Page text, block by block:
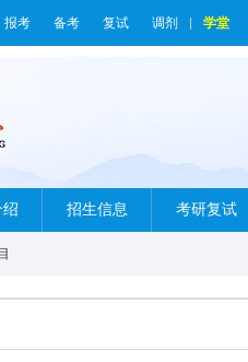
报考 备考 复试 调剂 学堂
招生信息 考研复试